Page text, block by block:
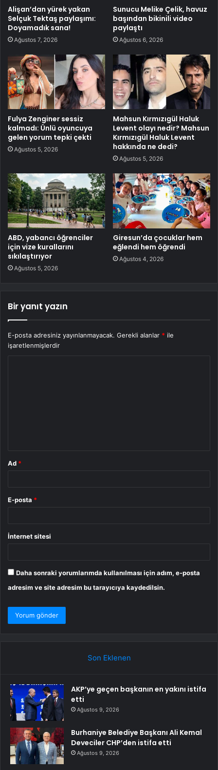
Alişan’dan yürek yakan
Selçuk Tektaş paylaşımı:
Doyamadık sana!
Ağustos 7, 2026
Sunucu Melike Çelik, havuz
başından bikinili video
paylaştı
Ağustos 6, 2026
Fulya Zenginer sessiz
kalmadı: Ünlü oyuncuya
gelen yorum tepki çekti
Ağustos 5, 2026
Mahsun Kırmızıgül Haluk
Levent olayı nedir? Mahsun
Kırmızıgül Haluk Levent
hakkında ne dedi?
Ağustos 5, 2026
ABD, yabancı öğrenciler
için vize kurallarını
sıkılaştırıyor
Ağustos 5, 2026
Giresun’da çocuklar hem
eğlendi hem öğrendi
Ağustos 4, 2026
Bir yanıt yazın
E-posta adresiniz yayınlanmayacak. Gerekli alanlar * ile
işaretlenmişlerdir
Ad *
E-posta *
İnternet sitesi
Daha sonraki yorumlarımda kullanılması için adım, e-posta
adresim ve site adresim bu tarayıcıya kaydedilsin.
Son Eklenen
AKP’ye geçen başkanın en yakını istifa
etti
Ağustos 9, 2026
Burhaniye Belediye Başkanı Ali Kemal
Deveciler CHP’den istifa etti
Ağustos 9, 2026